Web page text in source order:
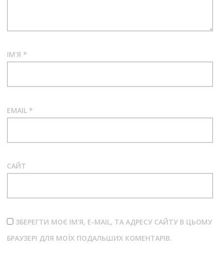
ІМ'Я *
EMAIL *
САЙТ
ЗБЕРЕГТИ МОЄ ІМ'Я, E-MAIL, ТА АДРЕСУ САЙТУ В ЦЬОМУ
БРАУЗЕРІ ДЛЯ МОЇХ ПОДАЛЬШИХ КОМЕНТАРІВ.